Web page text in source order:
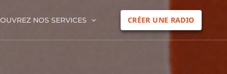
CRÉER UNE RADIO
NOS SERVICES